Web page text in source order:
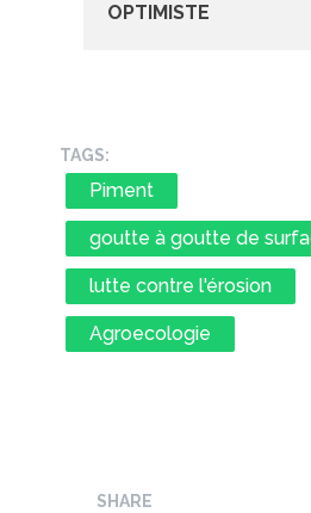
OPTIMISTE
TAGS:
Piment
goutte à goutte de
lutte contre l'érosion
Agroecologie
SHARE